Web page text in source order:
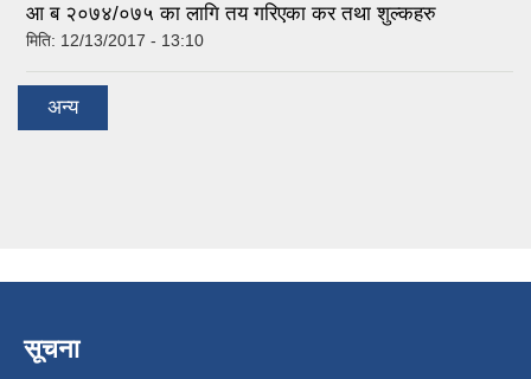
आ ब २०७४/०७५ का लागि तय गरिएका कर तथा शुल्कहरु
मिति: 12/13/2017 - 13:10
अन्य
सूचना